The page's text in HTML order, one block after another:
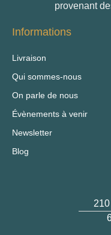
provenant
Informations
Livraison
Qui sommes-nous
On parle de nous
Évènements à venir
Newsletter
Blog